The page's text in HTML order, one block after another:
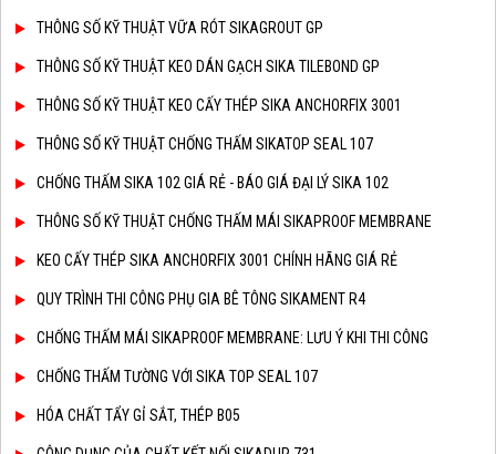
THÔNG SỐ KỸ THUẬT VỮA RÓT SIKAGROUT GP
THÔNG SỐ KỸ THUẬT KEO DÁN GẠCH SIKA TILEBOND GP
THÔNG SỐ KỸ THUẬT KEO CẤY THÉP SIKA ANCHORFIX 3001
THÔNG SỐ KỸ THUẬT CHỐNG THẤM SIKATOP SEAL 107
CHỐNG THẤM SIKA 102 GIÁ RẺ - BÁO GIÁ ĐẠI LÝ SIKA 102
THÔNG SỐ KỸ THUẬT CHỐNG THẤM MÁI SIKAPROOF MEMBRANE
KEO CẤY THÉP SIKA ANCHORFIX 3001 CHÍNH HÃNG GIÁ RẺ
QUY TRÌNH THI CÔNG PHỤ GIA BÊ TÔNG SIKAMENT R4
CHỐNG THẤM MÁI SIKAPROOF MEMBRANE: LƯU Ý KHI THI CÔNG
CHỐNG THẤM TƯỜNG VỚI SIKA TOP SEAL 107
HÓA CHẤT TẨY GỈ SẮT, THÉP B05